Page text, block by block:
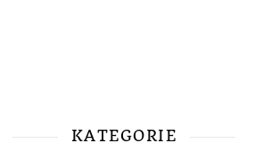
KATEGORIE